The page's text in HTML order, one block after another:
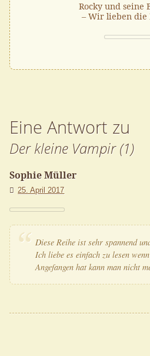
Rocky und seine
– Wir lieben die
Eine Antwort zu
Der kleine Vampir (1)
Sophie Müller
25. April 2017
Die­se Rei­he ist sehr span­nend
Ich lie­be es ein­fach zu lesen
Ange­fan­gen hat kann man nicht